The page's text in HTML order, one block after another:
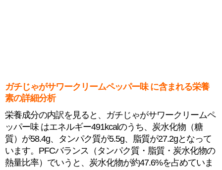
ガチじゃがサワークリームペッパー味 に含まれる栄養
素の詳細分析
栄養成分の内訳を見ると、ガチじゃがサワークリームペ
ッパー味 はエネルギー491kcalのうち、炭水化物（糖
質）が58.4g、タンパク質が5.5g、脂質が27.2gとなって
います。PFCバランス（タンパク質・脂質・炭水化物の
熱量比率）でいうと、炭水化物が約47.6%を占めていま